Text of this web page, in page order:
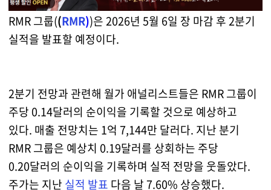
RMR 그룹((RMR))은 2026년 5월 6일 장 마감 후 2분기
실적을 발표할 예정이다.
2분기 전망과 관련해 월가 애널리스트들은 RMR 그룹이
주당 0.14달러의 순이익을 기록할 것으로 예상하고
있다. 매출 전망치는 1억 7,144만 달러다. 지난 분기
RMR 그룹은 예상치 0.19달러를 상회하는 주당
0.20달러의 순이익을 기록하며 실적 전망을 웃돌았다.
주가는 지난 실적 발표 다음 날 7.60% 상승했다.